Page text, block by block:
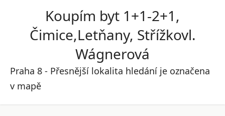
Koupím byt 1+1-2+1,
Čimice,Letňany, Střížkovl.
Wágnerová
Praha 8 - Přesnější lokalita hledání je označena
v mapě